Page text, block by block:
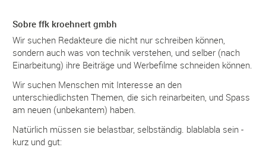
Sobre ffk kroehnert gmbh
Wir suchen Redakteure die nicht nur schreiben können,
sondern auch was von technik verstehen, und selber (nach
Einarbeitung) ihre Beiträge und Werbefilme schneiden können.
Wir suchen Menschen mit Interesse an den
unterschiedlichsten Themen, die sich reinarbeiten, und Spass
am neuen (unbekantem) haben.
Natürlich müssen sie belastbar, selbständig. blablabla sein -
kurz und gut: